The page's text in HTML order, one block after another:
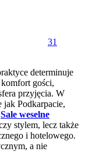
31
determinuje
gości,
przyjęcia. W
Podkarpacie,
Sale weselne
stylem, lecz także
i hotelowego.
a nie